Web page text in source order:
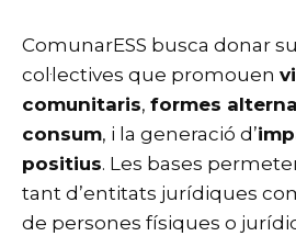
ComunarESS busca donar
col·lectives que promouen
comunitaris, formes
consum, i la generació d’
positius. Les bases
tant d’entitats jurídiques
de persones físiques o